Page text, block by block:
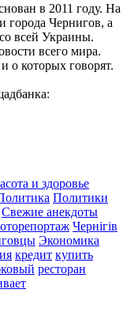
в 2011 году. На
города Чернигов, а
всей Украины.
всего мира.
о которых говорят.
и здоровье
Политики
Свежие анекдоты
Чернігів
Экономика
кредит купить
ресторан